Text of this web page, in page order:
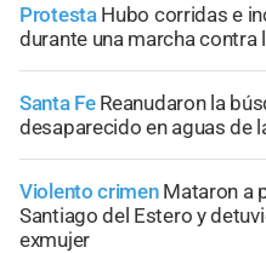
Protesta Hubo corridas e
durante una marcha contra
Santa Fe Reanudaron la
desaparecido en aguas de
Violento crimen Mataron a
Santiago del Estero y
exmujer